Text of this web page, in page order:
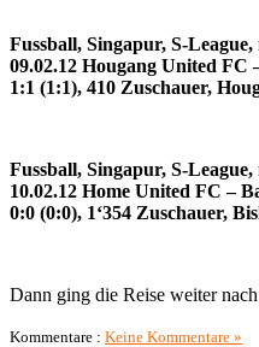
Fussball, Singapur, S-
09.02.12 Hougang United FC
1:1 (1:1), 410 Zuschauer,
Fussball, Singapur, S-
10.02.12 Home United FC –
0:0 (0:0), 1‘354 Zuschauer,
Dann ging die Reise weiter
Kommentare : Keine Kommentare »